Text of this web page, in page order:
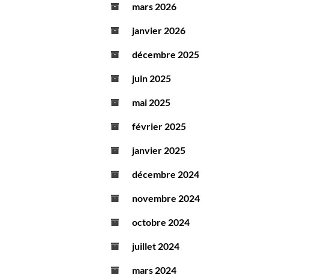
mars 2026
janvier 2026
décembre 2025
juin 2025
mai 2025
février 2025
janvier 2025
décembre 2024
novembre 2024
octobre 2024
juillet 2024
mars 2024